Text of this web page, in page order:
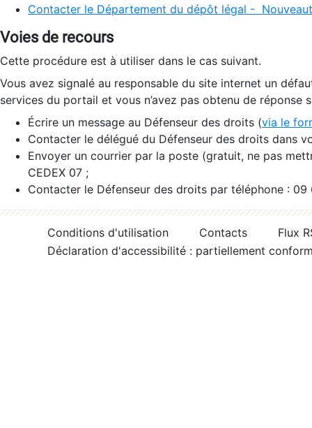
Contacter le Département du dépôt légal -
Voies de recours
Cette procédure est à utiliser dans le cas suivant.
Vous avez signalé au responsable du site internet un
services du portail et vous n’avez pas obtenu de réponse
Écrire un message au Défenseur des droits (via le
Contacter le délégué du Défenseur des droits dans
Envoyer un courrier par la poste (gratuit, ne pas
CEDEX 07 ;
Contacter le Défenseur des droits par téléphone :
Conditions d'utilisation Contacts
Flux
Déclaration d'accessibilité : partiellement